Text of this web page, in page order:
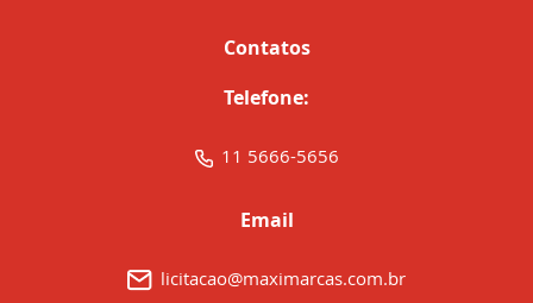
Contatos
Telefone:
11 5666-5656
Email
licitacao@maximarcas.com.br